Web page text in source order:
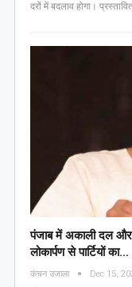
दरों में बदलाव होगा।
पंजाब में अकाली दल और
लोकार्पण से पार्टियों का…
कंचन उजाला Dec 15,